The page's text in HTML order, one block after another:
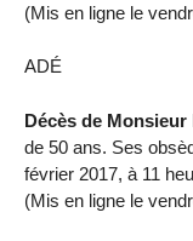
(Mis en ligne le
ADÉ
Décès de
de 50 ans. Ses
février 2017, à 11
(Mis en ligne le